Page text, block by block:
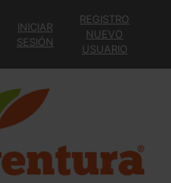
INICIAR
SESIÓN
REGISTRO
NUEVO
USUARIO